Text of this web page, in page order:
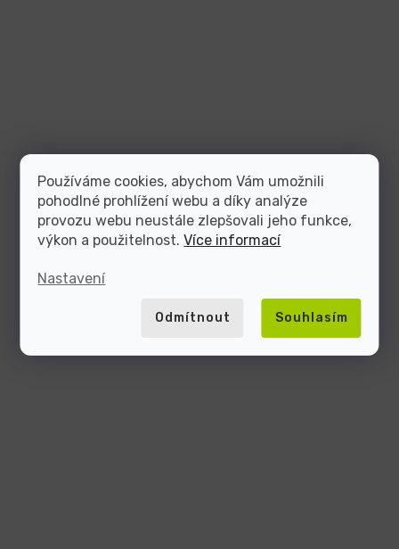
Používáme cookies, abychom Vám umožnili
pohodlné prohlížení webu a díky analýze
provozu webu neustále zlepšovali jeho funkce,
výkon a použitelnost.Více informací
Nastavení
Odmítnout Souhlasím